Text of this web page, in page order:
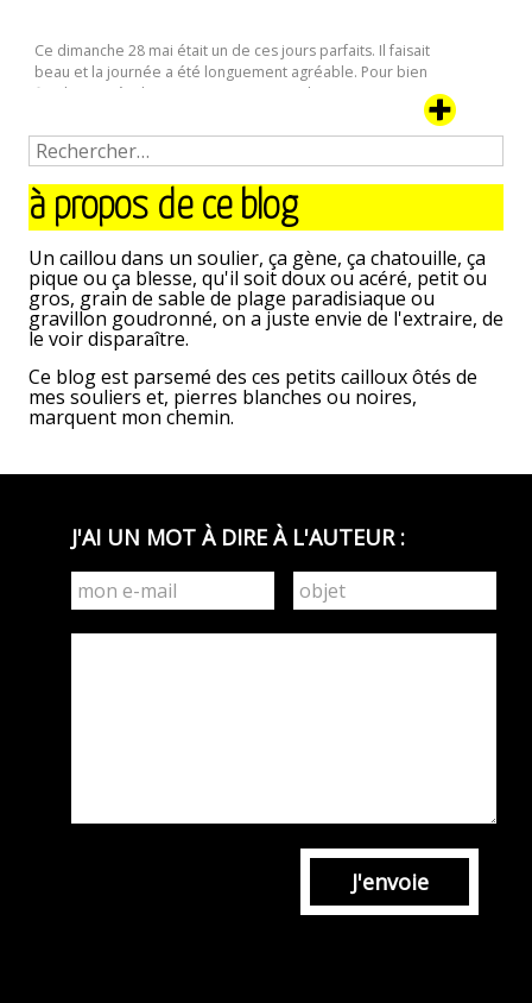
Bien entendu, les possibilités de contact ou d’abonnement à
la newsletter qui ne spame pas du tout sont toujours
présentes en bas de page.
Bonne navigation,
Ce dimanche 28 mai était un de ces jours parfaits. Il faisait
beau et la journée a été longuement agréable. Pour bien
finir la journée, le groupe Texas se produisait, en concert
Voici quelques photos prises autour, ce soir ou l’été
précoce venait tout réchauffer.
à propos de ce blog
Un caillou dans un soulier, ça gène, ça chatouille, ça
pique ou ça blesse, qu'il soit doux ou acéré, petit ou
gros, grain de sable de plage paradisiaque ou
gravillon goudronné, on a juste envie de l'extraire, de
le voir disparaître.
Ce blog est parsemé des ces petits cailloux ôtés de
mes souliers et, pierres blanches ou noires,
marquent mon chemin.
J'AI UN MOT À DIRE À L'AUTEUR :
J'envoie